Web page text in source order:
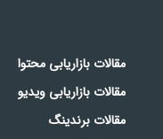
مقالات بازاریابی محتوا
مقالات بازاریابی ویدیو
مقالات برندینگ